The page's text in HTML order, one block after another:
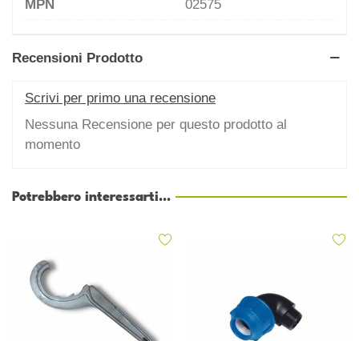
MPN
02575
Recensioni Prodotto
Scrivi per primo una recensione
Nessuna Recensione per questo prodotto al
momento
Potrebbero interessarti...